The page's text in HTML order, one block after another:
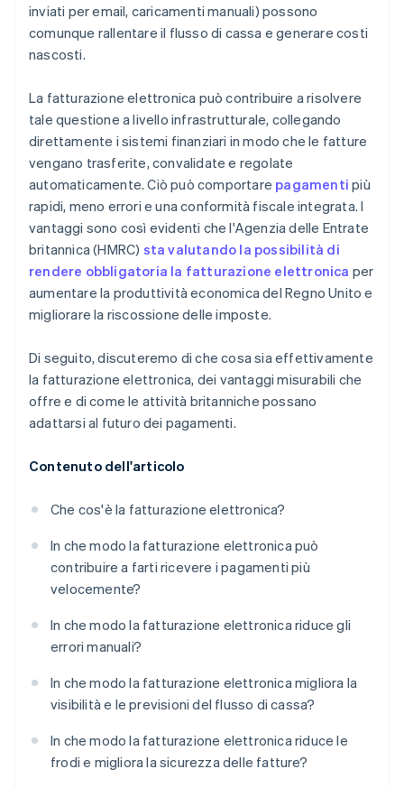
inviati per email, caricamenti manuali) possono
comunque rallentare il flusso di cassa e generare costi
nascosti.
La fatturazione elettronica può contribuire a risolvere
tale questione a livello infrastrutturale, collegando
direttamente i sistemi finanziari in modo che le fatture
vengano trasferite, convalidate e regolate
automaticamente. Ciò può comportare pagamenti più
rapidi, meno errori e una conformità fiscale integrata. I
vantaggi sono così evidenti che l'Agenzia delle Entrate
britannica (HMRC) sta valutando la possibilità di
rendere obbligatoria la fatturazione elettronica per
aumentare la produttività economica del Regno Unito e
migliorare la riscossione delle imposte.
Di seguito, discuteremo di che cosa sia effettivamente
la fatturazione elettronica, dei vantaggi misurabili che
offre e di come le attività britanniche possano
adattarsi al futuro dei pagamenti.
Contenuto dell'articolo
Che cos'è la fatturazione elettronica?
In che modo la fatturazione elettronica può
contribuire a farti ricevere i pagamenti più
velocemente?
In che modo la fatturazione elettronica riduce gli
errori manuali?
In che modo la fatturazione elettronica migliora la
visibilità e le previsioni del flusso di cassa?
In che modo la fatturazione elettronica riduce le
frodi e migliora la sicurezza delle fatture?